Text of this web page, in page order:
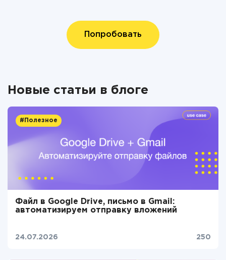
Попробовать
Новые статьи в блоге
#Полезное
Файл в Google Drive, письмо в Gmail:
автоматизируем отправку вложений
24.07.2026 250